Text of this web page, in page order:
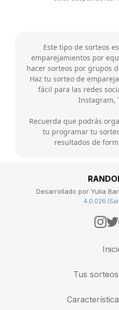
Este tipo de sorteos
emparejamientos por
hacer sorteos por grupos
Haz tu sorteo de
fácil para las redes
Instagram,
Recuerda que podrás
tu programar tu
resultados de
Desarrollado por Yulia
4.0.026
Tus